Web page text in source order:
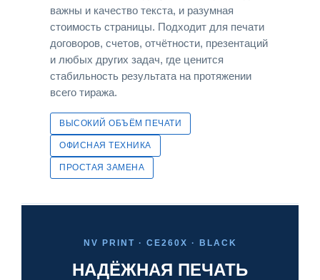
важны и качество текста, и разумная
стоимость страницы. Подходит для печати
договоров, счетов, отчётности, презентаций
и любых других задач, где ценится
стабильность результата на протяжении
всего тиража.
ВЫСОКИЙ ОБЪЁМ ПЕЧАТИ
ОФИСНАЯ ТЕХНИКА
ПРОСТАЯ ЗАМЕНА
NV PRINT · CE260X · BLACK
НАДЁЖНАЯ ПЕЧАТЬ